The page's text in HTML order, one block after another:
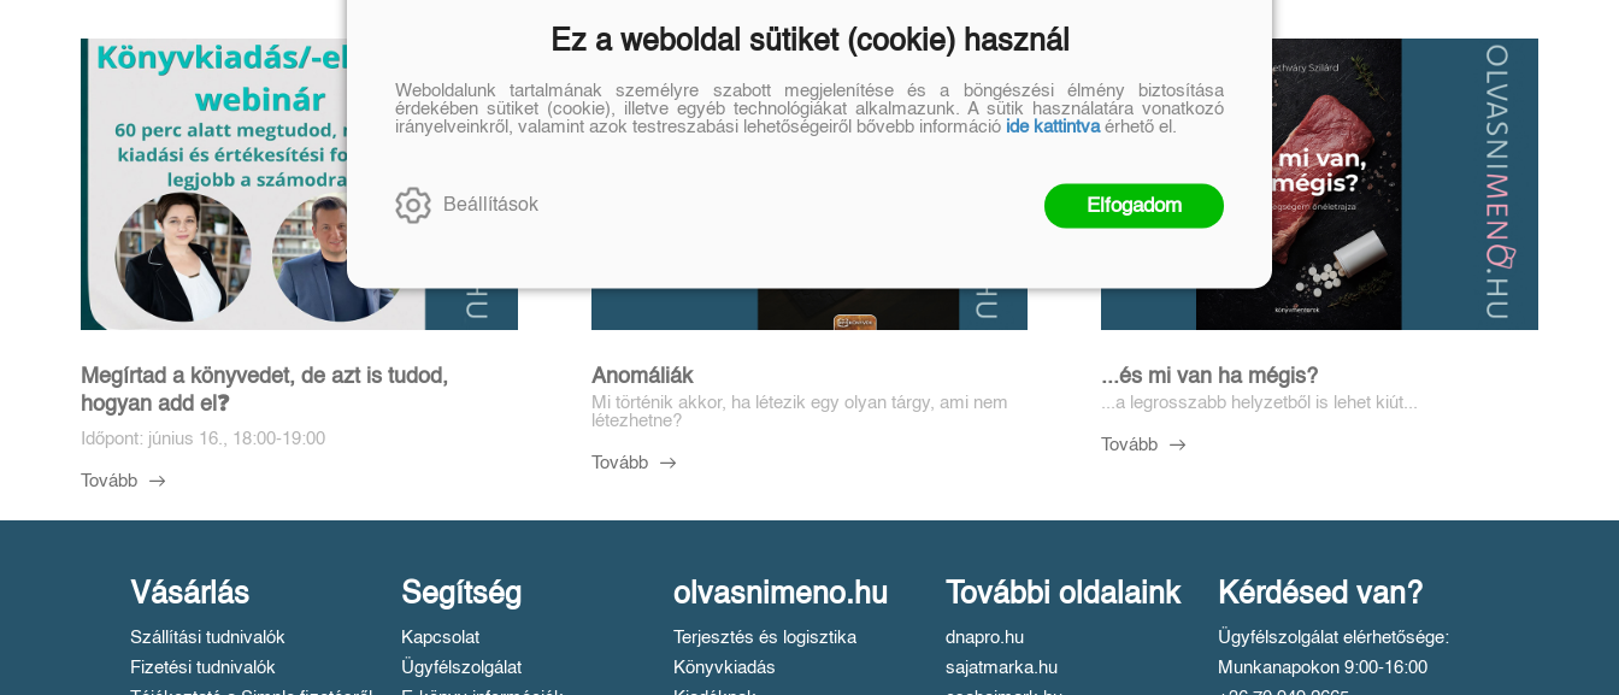
Megírtad a könyvedet, de azt is tudod,
hogyan add el❓️
Időpont: június 16., 18:00-19:00
Tovább
Anomáliák
Mi történik akkor, ha létezik egy olyan tárgy, ami nem
létezhetne?
Tovább
...és mi van ha mégis?
...a legrosszabb helyzetből is lehet kiút...
Tovább
Vásárlás
Szállítási tudnivalók
Fizetési tudnivalók
Segítség
Kapcsolat
Ügyfélszolgálat
olvasnimeno.hu
Terjesztés és logisztika
Könyvkiadás
További oldalaink
dnapro.hu
sajatmarka.hu
Kérdésed van?
Ügyfélszolgálat elérhetősége:
Munkanapokon 9:00-16:00
Ez a weboldal sütiket (cookie) használ
Weboldalunk tartalmának személyre szabott megjelenítése és a böngészési élmény biztosítása
érdekében sütiket (cookie), illetve egyéb technológiákat alkalmazunk. A sütik használatára vonatkozó
irányelveinkről, valamint azok testreszabási lehetőségeiről bővebb információ ide kattintvaérhető el.
Beállítások Elfogadom